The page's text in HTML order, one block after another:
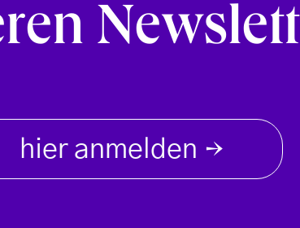
hier anmelden →